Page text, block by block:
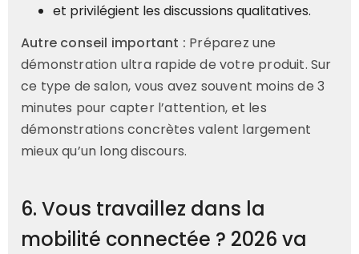
et privilégient les discussions qualitatives.
Autre conseil important : Préparez une
démonstration ultra rapide de votre produit. Sur
ce type de salon, vous avez souvent moins de 3
minutes pour capter l’attention, et les
démonstrations concrètes valent largement
mieux qu’un long discours.
6. Vous travaillez dans la
mobilité connectée ? 2026 va